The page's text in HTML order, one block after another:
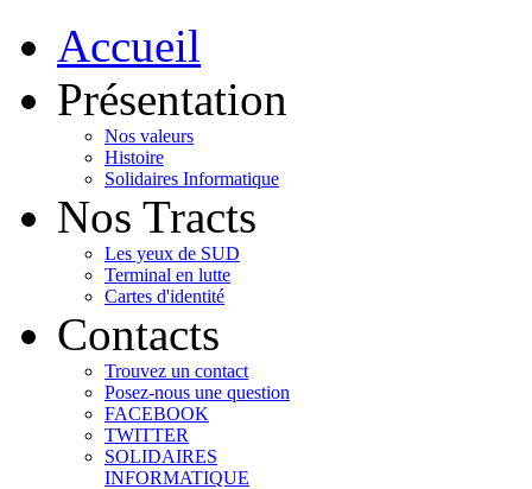
Accueil
Présentation
Nos valeurs
Histoire
Solidaires Informatique
Nos Tracts
Les yeux de SUD
Terminal en lutte
Cartes d'identité
Contacts
Trouvez un contact
Posez-nous une question
FACEBOOK
TWITTER
SOLIDAIRES
INFORMATIQUE